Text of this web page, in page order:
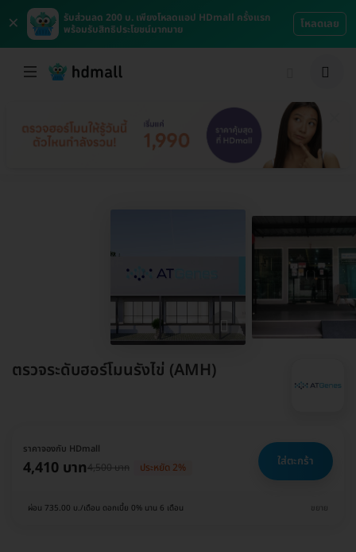
×
รับส่วนลด 200 บ. เพียงโหลดแอป HDmall ครั้งแรก
พร้อมรับสิทธิประโยชน์มากมาย
โหลดเลย
ตรวจระดับฮอร์โมนรังไข่ (AMH)
ราคาจองกับ HDmall
4,410 บาท4,500 บาท ประหยัด 2% ใส่ตะกร้า
ผ่อน 735.00 บ./เดือน ดอกเบี้ย 0% นาน 6 เดือน ขยาย